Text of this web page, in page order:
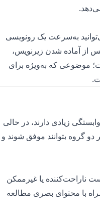
به‌سرعت یک رونویسی
پس از آماده شدن زیرنویس،
موضوعی که به‌ویژه برای
زیادی دارند، در حالی
گروه بتوانند موفق شوند و
ناراحت‌کننده یا غیرممکن
با محتوای بصری مطالعه